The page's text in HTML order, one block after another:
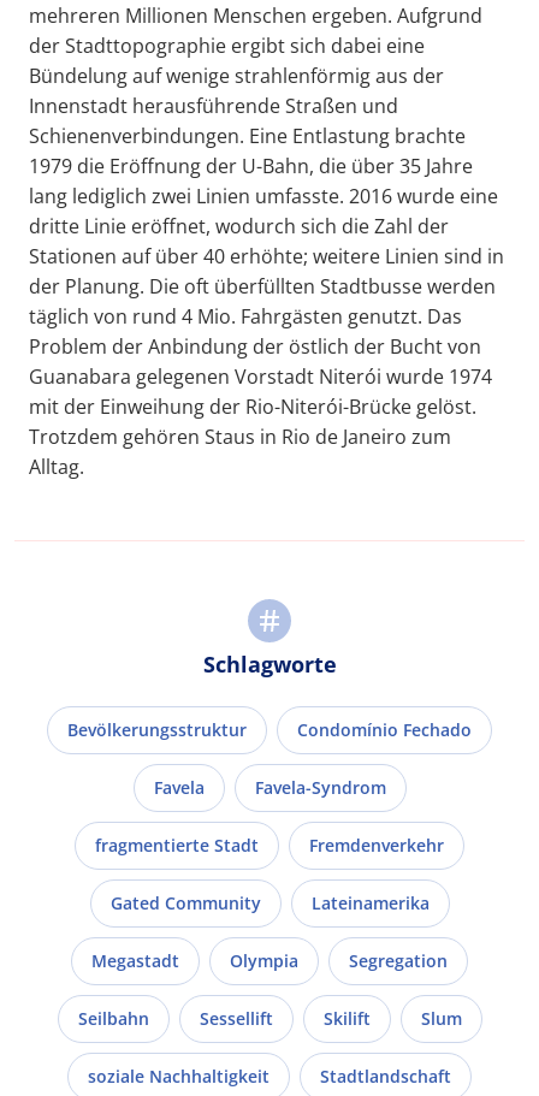
mehreren Millionen Menschen ergeben. Aufgrund
der Stadttopographie ergibt sich dabei eine
Bündelung auf wenige strahlenförmig aus der
Innenstadt herausführende Straßen und
Schienenverbindungen. Eine Entlastung brachte
1979 die Eröffnung der U-Bahn, die über 35 Jahre
lang lediglich zwei Linien umfasste. 2016 wurde eine
dritte Linie eröffnet, wodurch sich die Zahl der
Stationen auf über 40 erhöhte; weitere Linien sind in
der Planung. Die oft überfüllten Stadtbusse werden
täglich von rund 4 Mio. Fahrgästen genutzt. Das
Problem der Anbindung der östlich der Bucht von
Guanabara gelegenen Vorstadt Niterói wurde 1974
mit der Einweihung der Rio-Niterói-Brücke gelöst.
Trotzdem gehören Staus in Rio de Janeiro zum
Alltag.
Schlagworte
Bevölkerungsstruktur Condomínio Fechado
Favela Favela-Syndrom
fragmentierte Stadt Fremdenverkehr
Gated Community Lateinamerika
Megastadt Olympia Segregation
Seilbahn Sessellift Skilift Slum
soziale Nachhaltigkeit Stadtlandschaft